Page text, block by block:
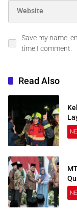
Save my name,
time I comment.
Read Also